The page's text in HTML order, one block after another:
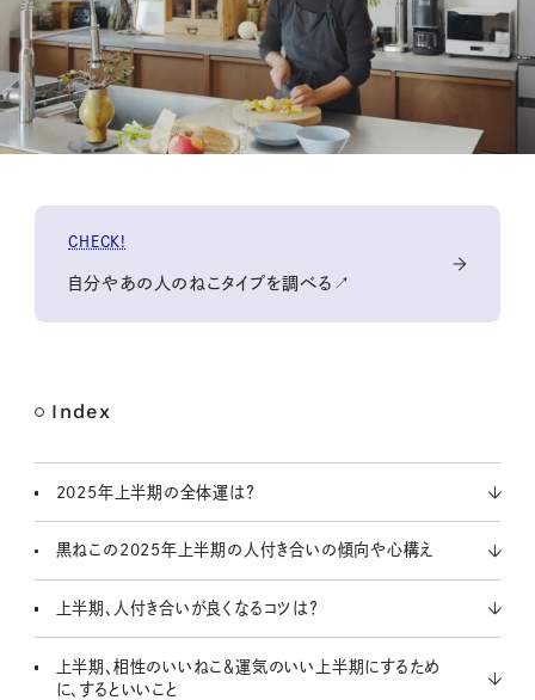
CHECK!
自分やあの人のねこタイプを調べる↗️
Index
2025年上半期の全体運は？
黒ねこの2025年上半期の人付き合いの傾向や心構え
上半期、人付き合いが良くなるコツは？
上半期、相性のいいねこ＆運気のいい上半期にするため
に、するといいこと